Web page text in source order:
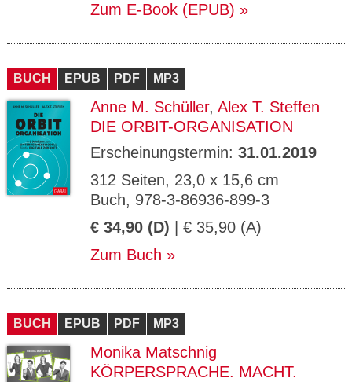
Zum E-Book (EPUB)
BUCH EPUB PDF MP3
Anne M. Schüller, Alex T. Steffen
DIE ORBIT-ORGANISATION
Erscheinungstermin: 31.01.2019
312 Seiten, 23,0 x 15,6 cm
Buch, 978-3-86936-899-3
€ 34,90 (D) | € 35,90 (A)
Zum Buch
BUCH EPUB PDF MP3
Monika Matschnig
KÖRPERSPRACHE. MACHT.